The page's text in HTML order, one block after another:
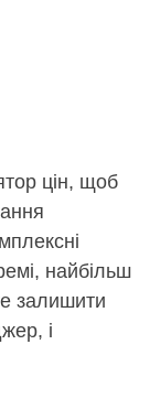
цін, щоб
найбільш
залишити
і